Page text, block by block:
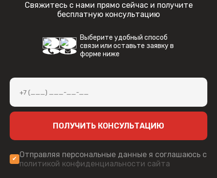
Свяжитесь с нами прямо сейчас и получите
бесплатную консультацию
Выберите удобный способ
связи или оставьте заявку в
форме ниже
ПОЛУЧИТЬ КОНСУЛЬТАЦИЮ
Отправляя персональные данные я соглашаюсь с
политикой конфиденциальности сайта